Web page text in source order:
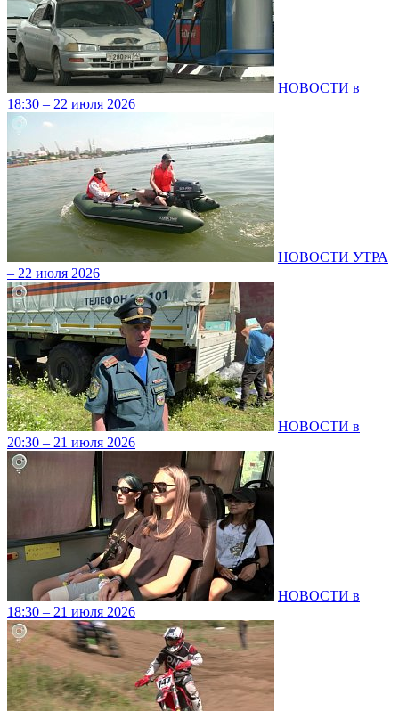
НОВОСТИ в
18:30 – 22 июля 2026
НОВОСТИ УТРА
– 22 июля 2026
НОВОСТИ в
20:30 – 21 июля 2026
НОВОСТИ в
18:30 – 21 июля 2026